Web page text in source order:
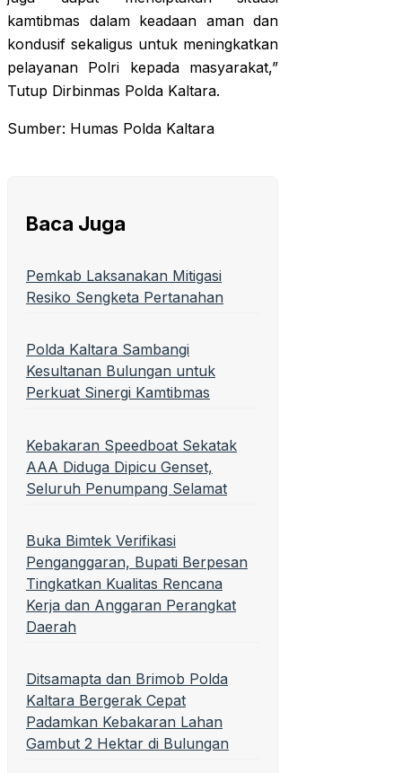
kamtibmas dalam keadaan aman dan
kondusif sekaligus untuk meningkatkan
pelayanan Polri kepada masyarakat,”
Tutup Dirbinmas Polda Kaltara.
Sumber: Humas Polda Kaltara
Baca Juga
Pemkab Laksanakan Mitigasi
Resiko Sengketa Pertanahan
Polda Kaltara Sambangi
Kesultanan Bulungan untuk
Perkuat Sinergi Kamtibmas
Kebakaran Speedboat Sekatak
AAA Diduga Dipicu Genset,
Seluruh Penumpang Selamat
Buka Bimtek Verifikasi
Penganggaran, Bupati Berpesan
Tingkatkan Kualitas Rencana
Kerja dan Anggaran Perangkat
Daerah
Ditsamapta dan Brimob Polda
Kaltara Bergerak Cepat
Padamkan Kebakaran Lahan
Gambut 2 Hektar di Bulungan